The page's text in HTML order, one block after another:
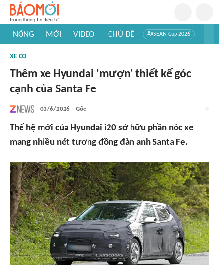
NÓNG MỚI VIDEO CHỦ ĐỀ #ASEAN Cup 2026
#Khám phá thế giới
XE CỘ
Thêm xe Hyundai 'mượn' thiết kế góc
cạnh của Santa Fe
03/6/2026 Gốc
Thế hệ mới của Hyundai i20 sở hữu phần nóc xe
mang nhiều nét tương đồng đàn anh Santa Fe.